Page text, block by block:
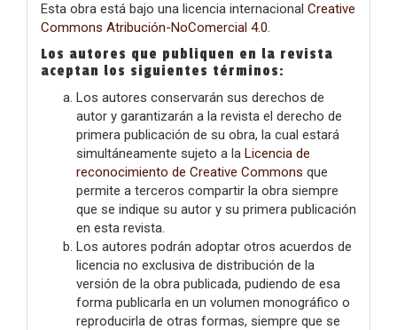
Esta obra está bajo una licencia internacional Creative
Commons Atribución-NoComercial 4.0.
Los autores que publiquen en la revista
aceptan los siguientes términos:
Los autores conservarán sus derechos de
autor y garantizarán a la revista el derecho de
primera publicación de su obra, la cual estará
simultáneamente sujeto a la Licencia de
reconocimiento de Creative Commons que
permite a terceros compartir la obra siempre
que se indique su autor y su primera publicación
en esta revista.
Los autores podrán adoptar otros acuerdos de
licencia no exclusiva de distribución de la
versión de la obra publicada, pudiendo de esa
forma publicarla en un volumen monográfico o
reproducirla de otras formas, siempre que se